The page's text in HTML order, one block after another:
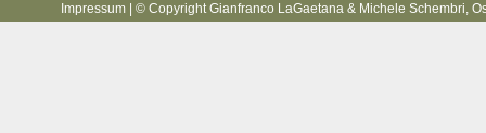
Impressum | © Copyright Gianfranco LaGaetana & Michele Schembri,